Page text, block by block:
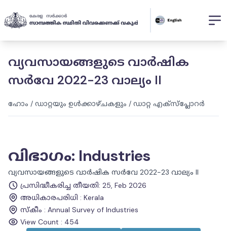
വ്യവസായങ്ങളുടെ വാർഷിക
സർവേ 2022-23 വാല്യം II
ഹോം / ഡാറ്റയും ഉൾക്കാഴ്ചകളും / ഡാറ്റ എക്സ്പ്ലോറർ
വിഭാഗം: Industries
വ്യവസായങ്ങളുടെ വാർഷിക സർവേ 2022-23 വാല്യം II
പ്രസിദ്ധീകരിച്ച തീയതി: 25, Feb 2026
അധികാരപരിധി : Kerala
സ്കീം : Annual Survey of Industries
View Count : 454